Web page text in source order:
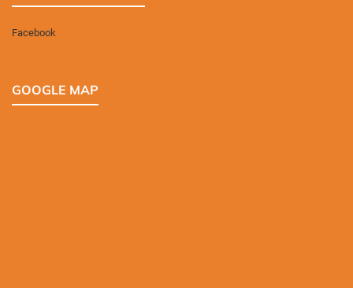
Facebook
GOOGLE MAP